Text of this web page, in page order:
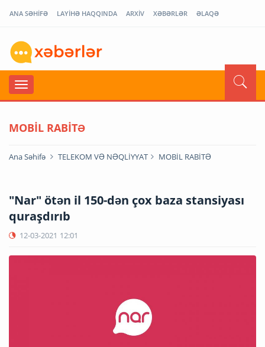
ANA SƏHİFƏ LAYİHƏ HAQQINDA ARXİV XƏBƏRLƏR ƏLAQƏ
MOBİL RABİTƏ
Ana Səhifə TELEKOM VƏ NƏQLİYYAT MOBİL RABİTƏ
"Nar" ötən il 150-dən çox baza stansiyası
quraşdırıb
12-03-2021 12:01